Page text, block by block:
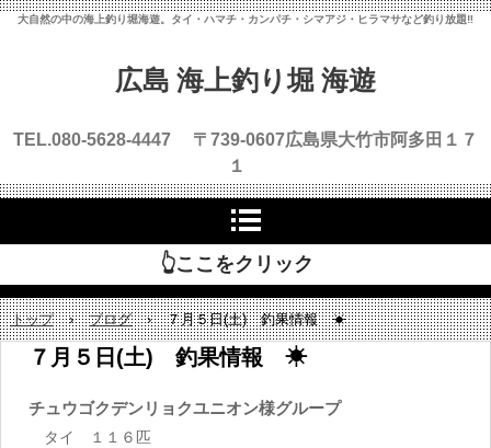
広島 海上釣り堀 海遊
大自然の中の海上釣り堀海遊。タイ・ハマチ・カンパチ・シマアジ・ヒラマサなど釣り放題‼
TEL.080-5628-4447 〒739-0607広島県大竹市阿多田１７
１
👆ここをクリック
トップ › ブログ › ７月５日(土) 釣果情報 ☀
７月５日(土) 釣果情報 ☀
チュウゴクデンリョクユニオン様グループ
タイ １１６匹